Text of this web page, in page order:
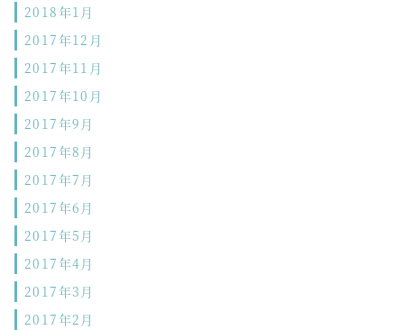
2018年1月
2017年12月
2017年11月
2017年10月
2017年9月
2017年8月
2017年7月
2017年6月
2017年5月
2017年4月
2017年3月
2017年2月